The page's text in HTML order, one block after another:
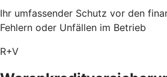
Ihr umfassender Schutz vor den
Fehlern oder Unfällen im Betrieb
R+V